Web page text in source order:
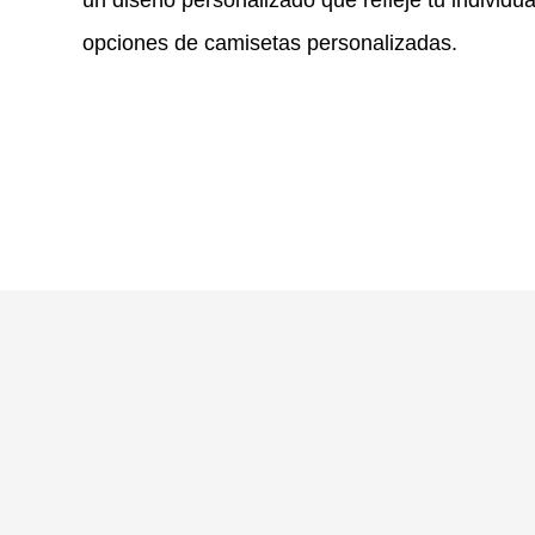
opciones de camisetas personalizadas.